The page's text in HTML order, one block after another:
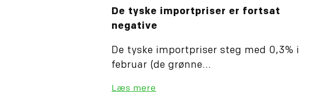
De tyske importpriser er fortsat
negative
De tyske importpriser steg med 0,3% i
februar (de grønne...
Læs mere